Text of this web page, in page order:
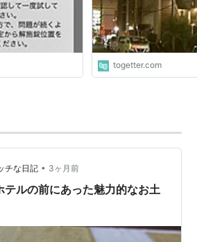
togetter.com
チな日記 • 3ヶ月前
テルの前にあった魅力的なお土